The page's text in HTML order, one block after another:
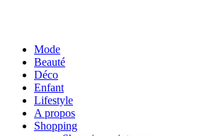
Mode
Beauté
Déco
Enfant
Lifestyle
A propos
Shopping